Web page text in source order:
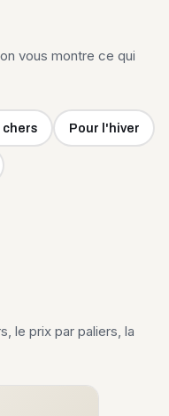
vous montre ce qui
chers Pour l'hiver
le prix par paliers, la